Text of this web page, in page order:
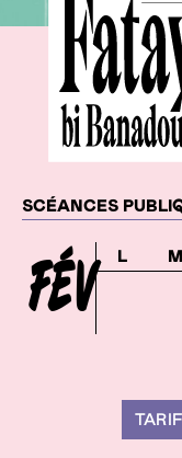
Dates
SCÉANCES
FÉV L M